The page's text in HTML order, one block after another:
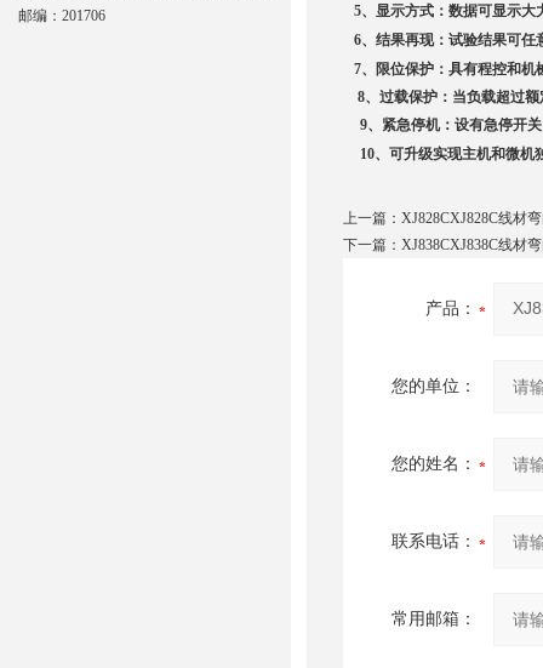
5、显示方式：数据可显示大
6、结果再现：试验结果可任
7、限位保护：具有程控和机
8、过载保护：当负载超过
9、紧急停机：设有急停开
10、可升级实现主机和微机
上一篇： XJ828CXJ828C线材
下一篇： XJ838CXJ838C线材
产品：
您的单位：
您的姓名：
联系电话：
常用邮箱：
邮编：201706